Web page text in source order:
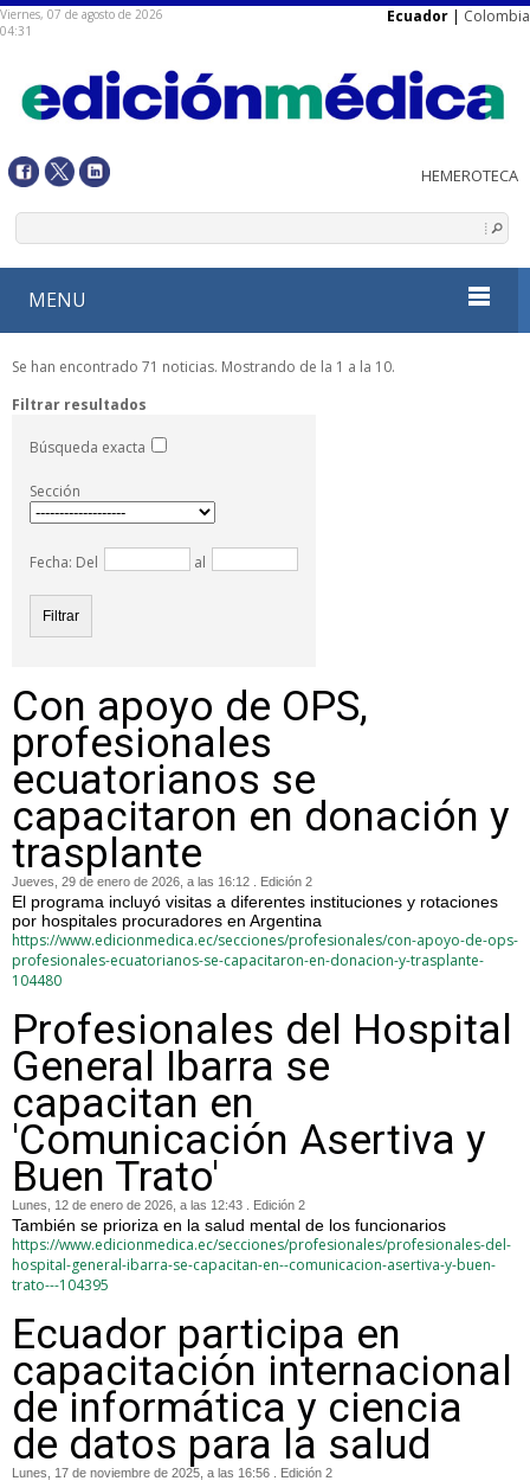
Viernes, 07 de agosto de 2026
04:31
Ecuador | Colombia
MENU
Se han encontrado 71 noticias. Mostrando de la 1 a la 10.
Filtrar resultados
Búsqueda exacta
Sección
Fecha: Del al
Con apoyo de OPS,
profesionales
ecuatorianos se
capacitaron en donación y
trasplante
Jueves, 29 de enero de 2026, a las 16:12 . Edición 2
El programa incluyó visitas a diferentes instituciones y rotaciones
por hospitales procuradores en Argentina
https://www.edicionmedica.ec/secciones/profesionales/con-apoyo-de-ops-
profesionales-ecuatorianos-se-capacitaron-en-donacion-y-trasplante-
104480
Profesionales del Hospital
General Ibarra se
capacitan en
'Comunicación Asertiva y
Buen Trato'
Lunes, 12 de enero de 2026, a las 12:43 . Edición 2
También se prioriza en la salud mental de los funcionarios
https://www.edicionmedica.ec/secciones/profesionales/profesionales-del-
hospital-general-ibarra-se-capacitan-en--comunicacion-asertiva-y-buen-
trato---104395
Ecuador participa en
capacitación internacional
de informática y ciencia
de datos para la salud
Lunes, 17 de noviembre de 2025, a las 16:56 . Edición 2